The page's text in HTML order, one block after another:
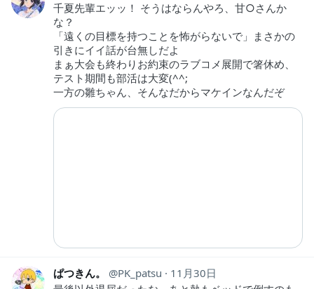
千夏先輩エッッ！ そうはならんやろ、甘○さんか
な？
「遠くの目標を持つことを怖がらないで」まさかの
引きにイイ話が台無しだよ
まぁ大会も終わりお約束のラブコメ展開で箸休め、
テスト期間も部活は大変(^^;
一方の雛ちゃん、そんなだからマケインなんだぞ
ぱつきん。 PK_patsu
11月30日